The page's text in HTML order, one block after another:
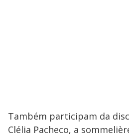
Também participam da
Clélia Pacheco, a